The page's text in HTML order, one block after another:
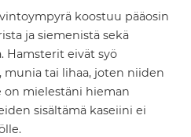
koostuu pääosin
ja siemenistä sekä
Hamsterit eivät syö
tai lihaa, joten niiden
mielestäni hieman
sisältämä kaseiini ei